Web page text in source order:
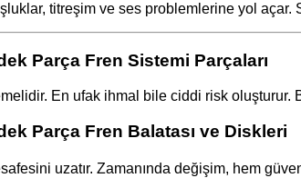
titreşim ve ses problemlerine yol
Parça Fren Sistemi Parçaları
En ufak ihmal bile ciddi risk
Parça Fren Balatası ve Diskleri
uzatır. Zamanında değişim, hem